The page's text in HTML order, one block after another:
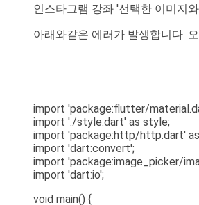
인스타그램 강좌 '선택한 이미지
아래와같은 에러가 발생합니다.
import 'package:flutter/
import './style.dart' as style;
import 'package:http/http.dart'
import 'dart:convert';
import 'package:image_picker/
import 'dart:io';
void main() {